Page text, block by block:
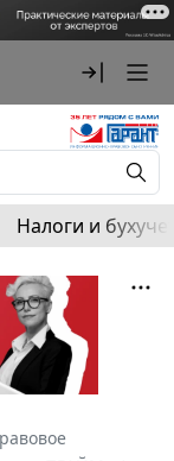
Налоги и